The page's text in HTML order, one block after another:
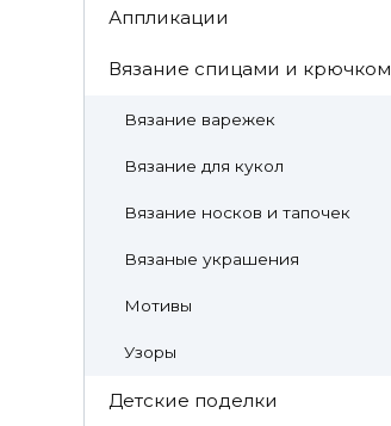
Аппликации
Вязание спицами и крючком
Вязание варежек
Вязание для кукол
Вязание носков и тапочек
Вязаные украшения
Мотивы
Узоры
Детские поделки